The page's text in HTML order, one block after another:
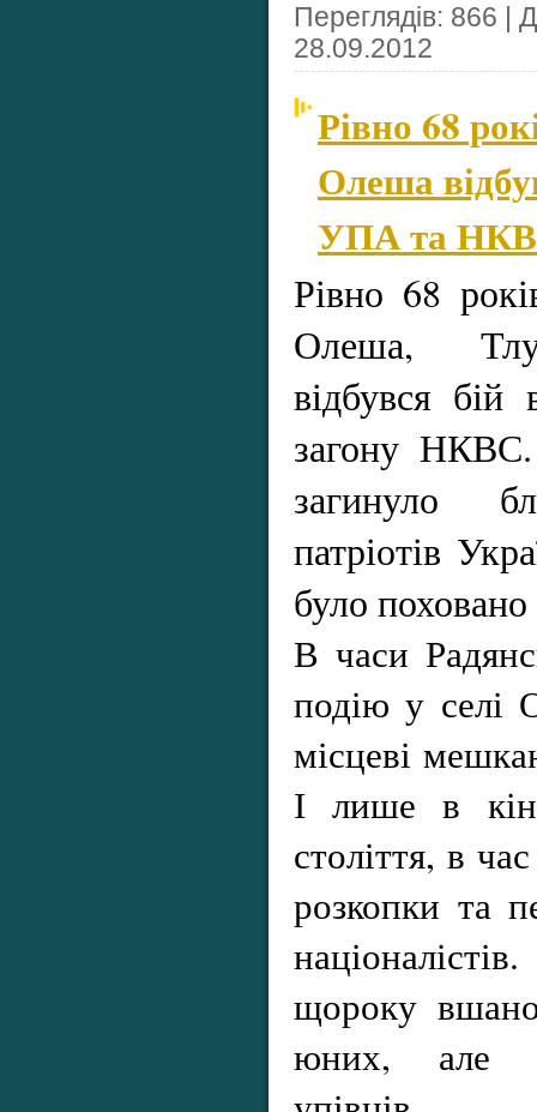
Переглядів: 866 |
28.09.2012
Рівно 68
Олеша
УПА та
Рівно 68
Олеша,
відбувся
загону НКВС.
загинуло
патріотів
було
В часи
подію у селі
місцеві
І лише в
століття, в
розкопки та
щороку
юних, але